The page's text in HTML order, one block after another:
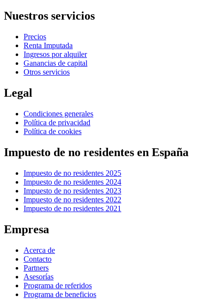
Nuestros servicios
Precios
Renta Imputada
Ingresos por alquiler
Ganancias de capital
Otros servicios
Legal
Condiciones generales
Política de privacidad
Política de cookies
Impuesto de no residentes en España
Impuesto de no residentes 2025
Impuesto de no residentes 2024
Impuesto de no residentes 2023
Impuesto de no residentes 2022
Impuesto de no residentes 2021
Empresa
Acerca de
Contacto
Partners
Asesorías
Programa de referidos
Programa de beneficios